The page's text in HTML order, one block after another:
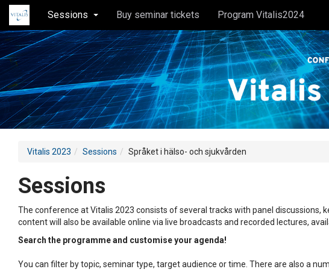
Sessions Buy seminar tickets Program Vitalis2024
Vitalis 2023 Sessions Språket i hälso- och sjukvården
Sessions
The conference at Vitalis 2023 consists of several tracks with panel discussions,
content will also be available online via live broadcasts and recorded lectures,
Search the programme and customise your agenda!
You can filter by topic, seminar type, target audience or time. There are also a